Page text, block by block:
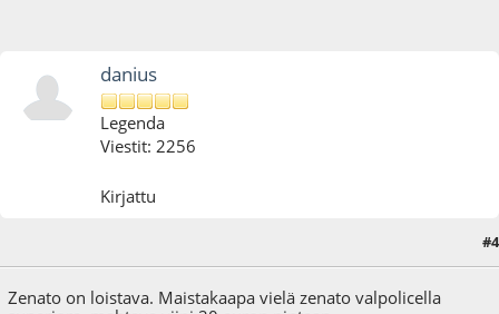
danius
Legenda
Viestit: 2256
Kirjattu
#4
Zenato on loistava. Maistakaapa vielä zenato valpolicella